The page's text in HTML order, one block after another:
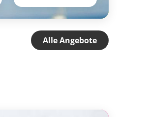
Alle Angebote